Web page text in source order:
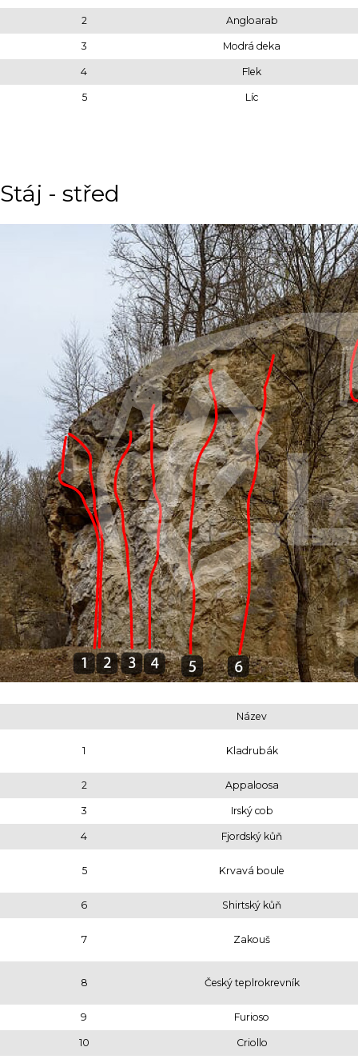
2 Angloarab
3 Modrá deka
4 Flek
5 Líc
Stáj - střed
Název
1 Kladrubák
2 Appaloosa
3 Irský cob
4 Fjordský kůň
5 Krvavá boule
6 Shirtský kůň
7 Zakouš
8 Český teplrokrevník
9 Furioso
10 Criollo